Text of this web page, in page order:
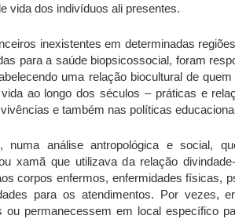
vida dos indivíduos ali presentes.
inexistentes em determinadas
para a saúde biopsicossocial, foram
uma relação biocultural de
ao longo dos séculos – práticas e
e também nas políticas
numa análise antropológica e social,
xamã que utilizava da relação
corpos enfermos, enfermidades físicas,
para os atendimentos. Por vezes,
ou permanecessem em local específico